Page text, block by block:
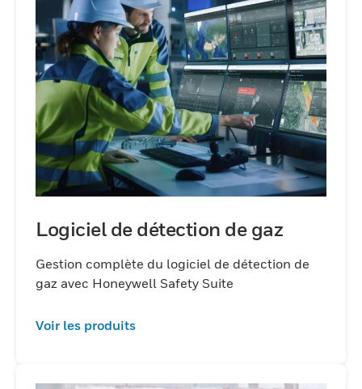
niveaux, garantissant la couverture, la
détection, l'atténuation des risques et la
protection de la vie les plus
favorables.Obtenez le produit de détection
de gaz spécifique dont vous avez besoin et
bénéficiez de la qualité, fonctionnalité et
facilité d'utilisation. Partout où existent des
environnements hostiles, Honeywell fera en
sorte que le lieu de travail soit plus sûr pour
tous.
Logiciel de détection de gaz
Gestion complète du logiciel de détection de
gaz avec Honeywell Safety Suite
Voir les produits